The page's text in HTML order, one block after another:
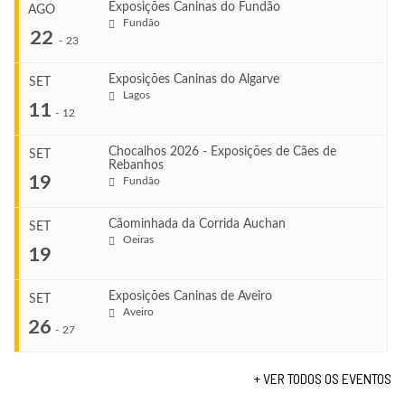
AGO
22 - 23
Exposições Caninas do Fundão
Fundão
Ago 22, 2026
Ago 23, 2026
VENUE
SET
11 - 12
Exposições Caninas do Algarve
Lagos
Set 11, 2026
Set 12, 2026
VENUE
SET
19
Chocalhos 2026 - Exposições de Cães de
Rebanhos
Fundão
Set 19, 2026
SET
19
Cãominhada da Corrida Auchan
Oeiras
SET
26 - 27
Exposições Caninas de Aveiro
Aveiro
+ VER TODOS OS EVENTOS